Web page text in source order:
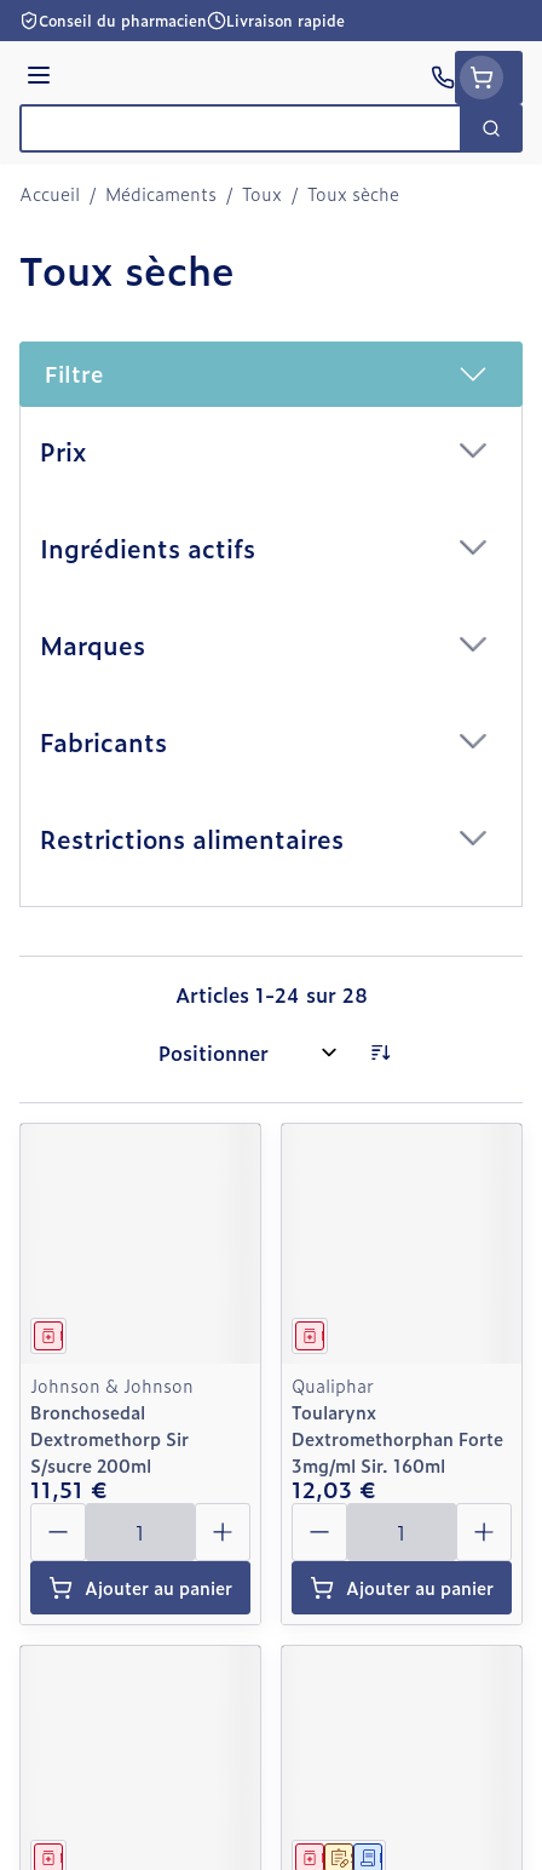
Aller au contenu
Conseil du pharmacien Livraison rapide
Menu
Accueil / Médicaments / Toux / Toux sèche
Toux sèche
Filtre
Prix
Ingrédients actifs
Marques
Fabricants
Restrictions alimentaires
Articles 1-24 sur 28
Trier par:
Médicament
Johnson & Johnson
Bronchosedal
Dextromethorp Sir
S/sucre 200ml
11,51 €
Quantité
Ajouter au panier
Médicament
Qualiphar
Toularynx
Dextromethorphan Forte
3mg/ml Sir. 160ml
12,03 €
Quantité
Ajouter au panier
Médicament Sur prescription
MédicamentDemande écrite